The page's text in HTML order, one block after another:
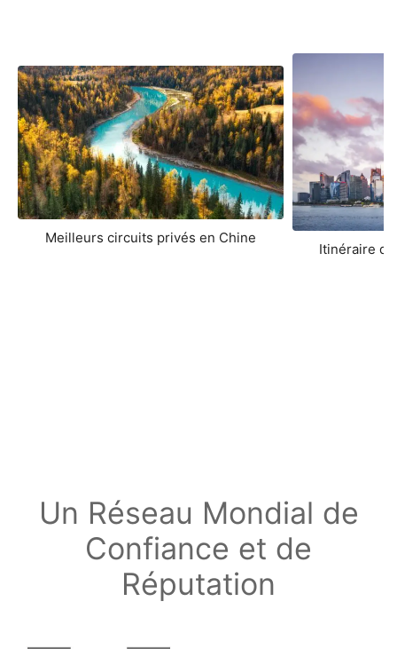
Meilleurs circuits privés en Chine
Itinéraire
Un Réseau Mondial de
Confiance et de
Réputation